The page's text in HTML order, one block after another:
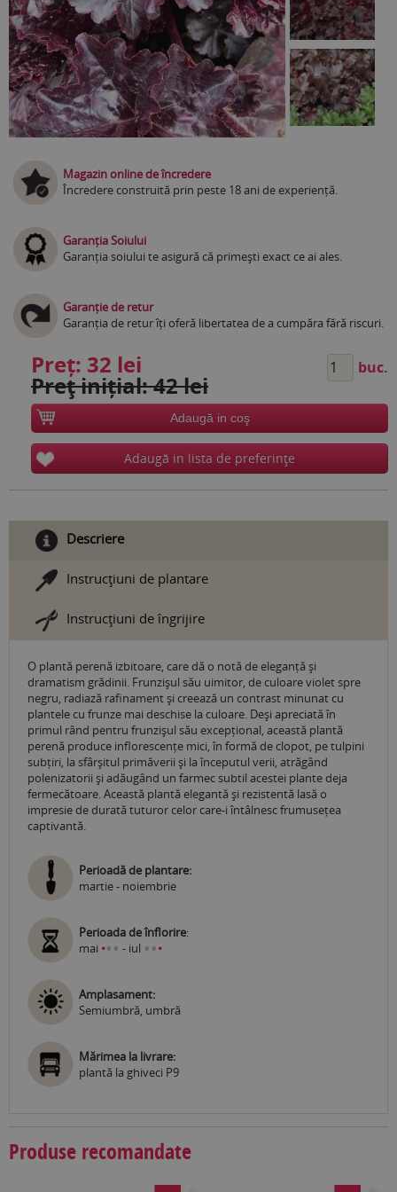
Magazin online de încredere
Încredere construită prin peste 18 ani de experiență.
Garanția Soiului
Garanția soiului te asigură că primești exact ce ai ales.
Garanție de retur
Garanția de retur îți oferă libertatea de a cumpăra fără riscuri.
Preț: 32 lei
Preţ inițial: 42 lei
buc.
Adaugă in coş
Adaugă in lista de preferinţe
Descriere
Instrucţiuni de plantare
Instrucţiuni de îngrijire
O plantă perenă izbitoare, care dă o notă de eleganță și
dramatism grădinii. Frunzișul său uimitor, de culoare violet spre
negru, radiază rafinament și creează un contrast minunat cu
plantele cu frunze mai deschise la culoare. Deși apreciată în
primul rând pentru frunzișul său excepțional, această plantă
perenă produce inflorescențe mici, în formă de clopot, pe tulpini
subțiri, la sfârșitul primăverii și la începutul verii, atrăgând
polenizatorii și adăugând un farmec subtil acestei plante deja
fermecătoare. Această plantă elegantă și rezistentă lasă o
impresie de durată tuturor celor care-i întâlnesc frumusețea
captivantă.
Perioadă de plantare:
martie - noiembrie
Perioada de înflorire:
mai ••• - iul •••
Amplasament:
Semiumbră, umbră
Mărimea la livrare:
plantă la ghiveci P9
Produse recomandate